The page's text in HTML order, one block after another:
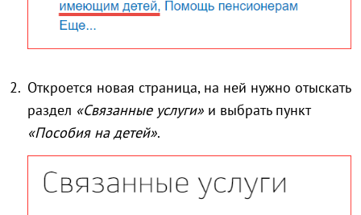
Откроется новая страница, на ней нужно отыскать
раздел «Связанные услуги» и выбрать пункт
«Пособия на детей».